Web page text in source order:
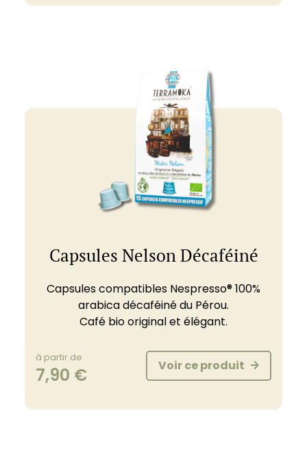
Capsules Nelson Décaféiné
Capsules compatibles Nespresso® 100%
arabica décaféiné du Pérou.
Café bio original et élégant.
à partir de
7,90 € Voir ce produit